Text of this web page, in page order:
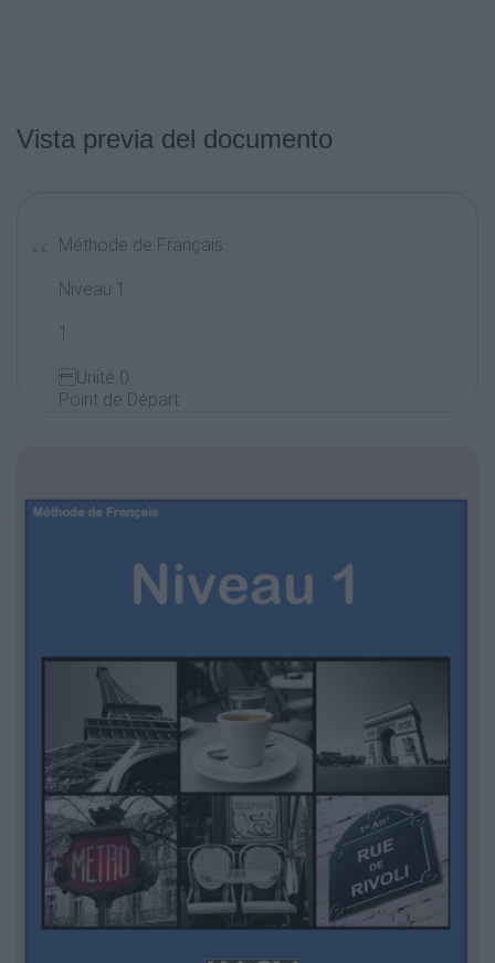
Vista previa del documento
Méthode de Français
Niveau 1
1
Unité 0
Point de Départ
Act.1. Lisez le texte ci-dessous et dites pour quelle
Une langue parlée dans le monde entier
Plus de 200 millions de personnes parlent
français sur les cinq continents.
6
L’autre langue des relations internationales
Le français est langue officielle à l’ONU, dans
l’Union européenne, à l’UNESCO…